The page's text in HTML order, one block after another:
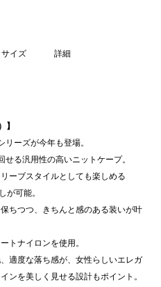
サイズ 詳細
】
リーズが今年も登場。
る汎用性の高いニットケープ。
ーブスタイルとしても楽しめる
が可能。
ちつつ、きちんと感のある装いが叶
トナイロンを使用。
適度な落ち感が、女性らしいエレガ
ンを美しく見せる設計もポイント。